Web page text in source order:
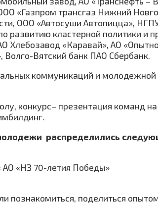
«Газпром трансгаз Нижний
ООО «Автосуши Автопицца»,
кластерной политики и
Хлебозавод «Каравай», АО
Вятский банк ПАО Сбербанк.
коммуникаций и
конкурс– презентация
распределились
АО «НЗ 70-летия Победы»
познакомиться, поделиться